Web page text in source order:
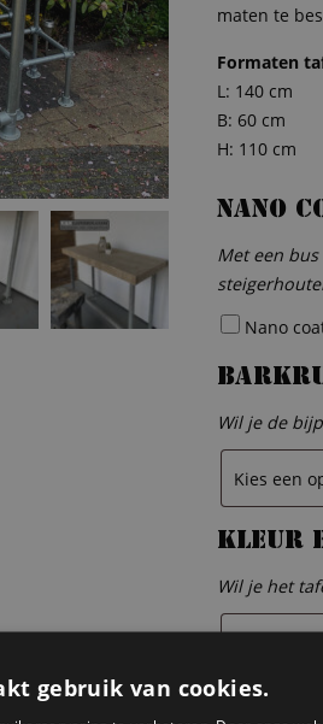
maten te
Formaten
L: 140 cm
B: 60 cm
H: 110 cm
Nano
Met een
Nano
Wil je de
Kleur
Wil je het
Steigerhouten
gebruik van cookies.